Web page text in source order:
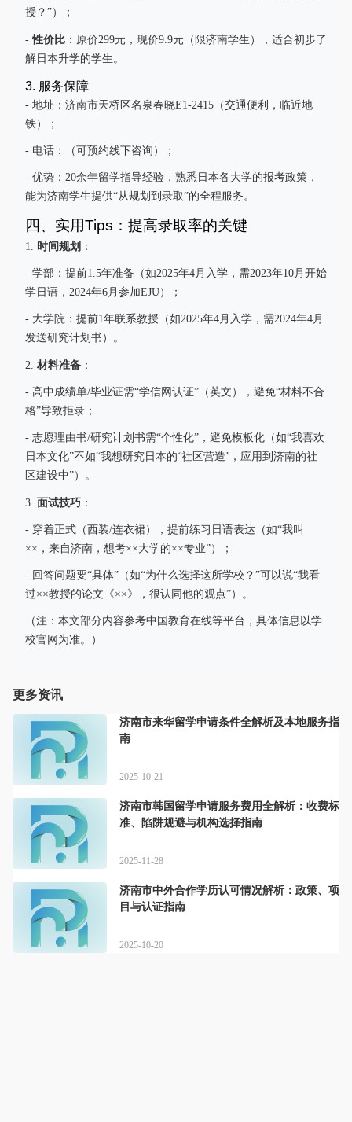
授？”）；
-性价比 ：原价299元，现价9.9元（限济南学生），适合初步了
解日本升学的学生。
3. 服务保障
- 地址：济南市天桥区名泉春晓E1-2415（交通便利，临近地
铁）；
- 电话：（可预约线下咨询）；
- 优势：20余年留学指导经验，熟悉日本各大学的报考政策，
能为济南学生提供“从规划到录取”的全程服务。
四、实用Tips：提高录取率的关键
1. 时间规划 ：
- 学部：提前1.5年准备（如2025年4月入学，需2023年10月开始
学日语，2024年6月参加EJU）；
- 大学院：提前1年联系教授（如2025年4月入学，需2024年4月
发送研究计划书）。
2. 材料准备 ：
- 高中成绩单/毕业证需“学信网认证”（英文），避免“材料不合
格”导致拒录；
- 志愿理由书/研究计划书需“个性化”，避免模板化（如“我喜欢
日本文化”不如“我想研究日本的‘社区营造’，应用到济南的社
区建设中”）。
3. 面试技巧 ：
- 穿着正式（西装/连衣裙），提前练习日语表达（如“我叫
××，来自济南，想考××大学的××专业”）；
- 回答问题要“具体”（如“为什么选择这所学校？”可以说“我看
过××教授的论文《××》，很认同他的观点”）。
（注：本文部分内容参考中国教育在线等平台，具体信息以学
校官网为准。）
更多资讯
济南市来华留学申请条件全解析及本地服务指
南
2025-10-21
济南市韩国留学申请服务费用全解析：收费标
准、陷阱规避与机构选择指南
2025-11-28
济南市中外合作学历认可情况解析：政策、项
目与认证指南
2025-10-20